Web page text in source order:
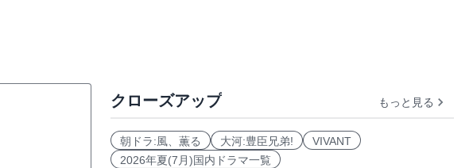
クローズアップ もっと見る
朝ドラ:風、薫る 大河:豊臣兄弟!
VIVANT
2026年夏(7月)国内ドラマ一覧